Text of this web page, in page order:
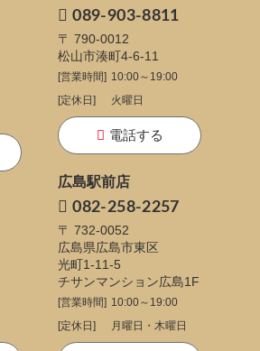
089-903-8811
〒 790-0012
松山市湊町4-6-11
[営業時間] 10:00～19:00
[定休日]
火曜日
電話する
広島駅前店
082-258-2257
〒 732-0052
広島県広島市東区
光町1-11-5
チサンマンション広島1F
[営業時間] 10:00～19:00
[定休日]
月曜日・木曜日